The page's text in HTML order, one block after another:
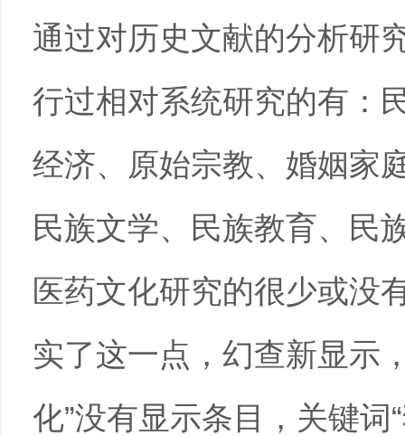
通过对历史文献的分析研
行过相对系统研究的有：
经济、原始宗教、婚姻家
民族文学、民族教育、民
医药文化研究的很少或没
实了这一点，幻查新显示
化”没有显示条目，关键词